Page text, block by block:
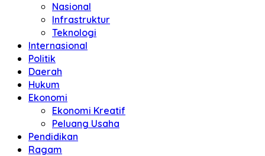
Nasional
Infrastruktur
Teknologi
Internasional
Politik
Daerah
Hukum
Ekonomi
Ekonomi Kreatif
Peluang Usaha
Pendidikan
Ragam